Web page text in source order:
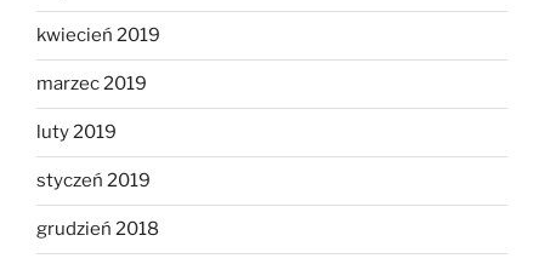
kwiecień 2019
marzec 2019
luty 2019
styczeń 2019
grudzień 2018